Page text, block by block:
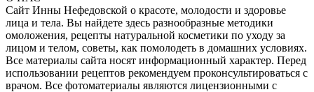
Сайт Инны Нефедовской о красоте, молодости и здоровье
лица и тела. Вы найдете здесь разнообразные методики
омоложения, рецепты натуральной косметики по уходу за
лицом и телом, советы, как помолодеть в домашних условиях.
Все материалы сайта носят информационный характер. Перед
использовании рецептов рекомендуем проконсультироваться с
врачом. Все фотоматериалы являются лицензионными с